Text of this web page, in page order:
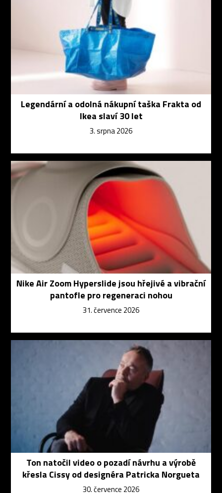
Legendární a odolná nákupní taška Frakta od
Ikea slaví 30 let
3. srpna 2026
Nike Air Zoom Hyperslide jsou hřejivé a vibrační
pantofle pro regeneraci nohou
31. července 2026
Ton natočil video o pozadí návrhu a výrobě
křesla Cissy od designéra Patricka Norgueta
30. července 2026